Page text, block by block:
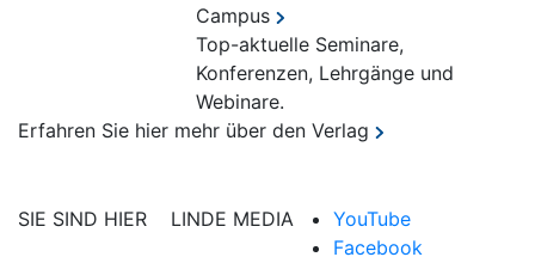
Campus
Top-aktuelle Seminare,
Konferenzen, Lehrgänge und
Webinare.
Erfahren Sie hier mehr über den Verlag
SIE SIND HIER LINDE MEDIA
YouTube
Facebook